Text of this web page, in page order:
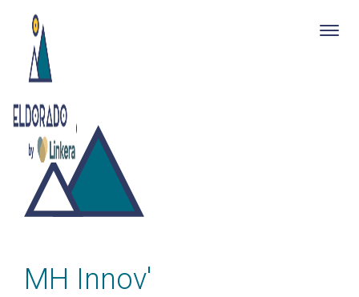
main
content
MH Innov'